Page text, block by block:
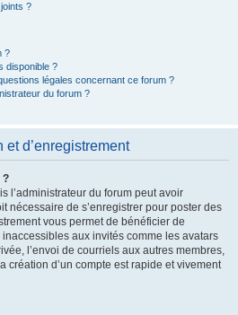
?
?
disponible ?
légales concernant ce forum ?
du forum ?
d’enregistrement
?
l’administrateur du forum peut avoir
nécessaire de s’enregistrer pour poster des
vous permet de bénéficier de
aux invités comme les avatars
l’envoi de courriels aux autres membres,
création d’un compte est rapide et vivement